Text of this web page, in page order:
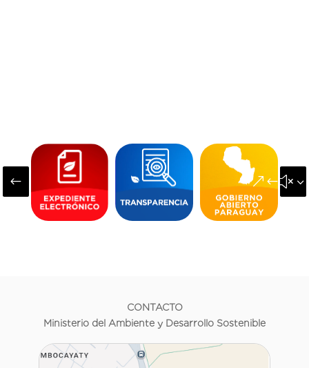
#
CONTACTO
Ministerio del Ambiente y Desarrollo Sostenible